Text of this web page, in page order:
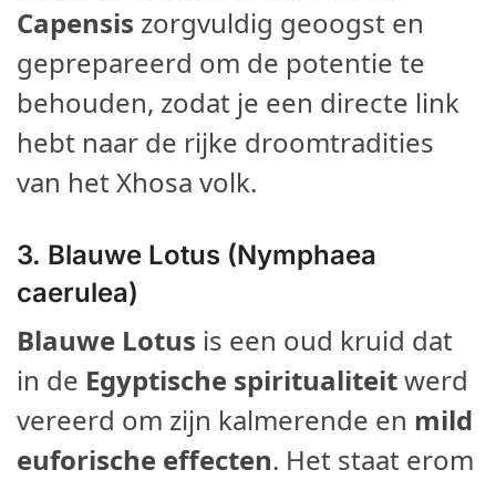
Capensis zorgvuldig geoogst en
geprepareerd om de potentie te
behouden, zodat je een directe link
hebt naar de rijke droomtradities
van het Xhosa volk.
3. Blauwe Lotus (Nymphaea
caerulea)
Blauwe Lotus is een oud kruid dat
in de Egyptische spiritualiteitwerd
vereerd om zijn kalmerende en mild
euforische effecten. Het staat erom